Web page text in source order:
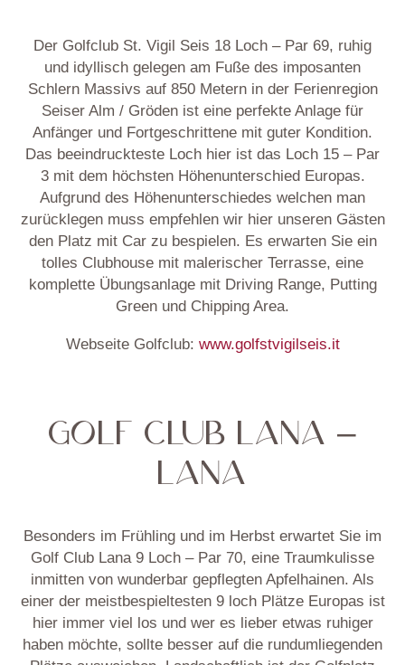
Der Golfclub St. Vigil Seis 18 Loch – Par 69, ruhig
und idyllisch gelegen am Fuße des imposanten
Schlern Massivs auf 850 Metern in der Ferienregion
Seiser Alm / Gröden ist eine perfekte Anlage für
Anfänger und Fortgeschrittene mit guter Kondition.
Das beeindruckteste Loch hier ist das Loch 15 – Par
3 mit dem höchsten Höhenunterschied Europas.
Aufgrund des Höhenunterschiedes welchen man
zurücklegen muss empfehlen wir hier unseren Gästen
den Platz mit Car zu bespielen. Es erwarten Sie ein
tolles Clubhouse mit malerischer Terrasse, eine
komplette Übungsanlage mit Driving Range, Putting
Green und Chipping Area.
Webseite Golfclub: www.golfstvigilseis.it
GOLF CLUB LANA –
LANA
Besonders im Frühling und im Herbst erwartet Sie im
Golf Club Lana 9 Loch – Par 70, eine Traumkulisse
inmitten von wunderbar gepflegten Apfelhainen. Als
einer der meistbespieltesten 9 loch Plätze Europas ist
hier immer viel los und wer es lieber etwas ruhiger
haben möchte, sollte besser auf die rundumliegenden